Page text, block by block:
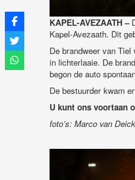
KAPEL-AVEZAATH –
Kapel-Avezaath. Dit
De brandweer van
in lichterlaaie. De
begon de auto
De bestuurder kwam
U kunt ons voortaan
foto’s: Marco van Deick